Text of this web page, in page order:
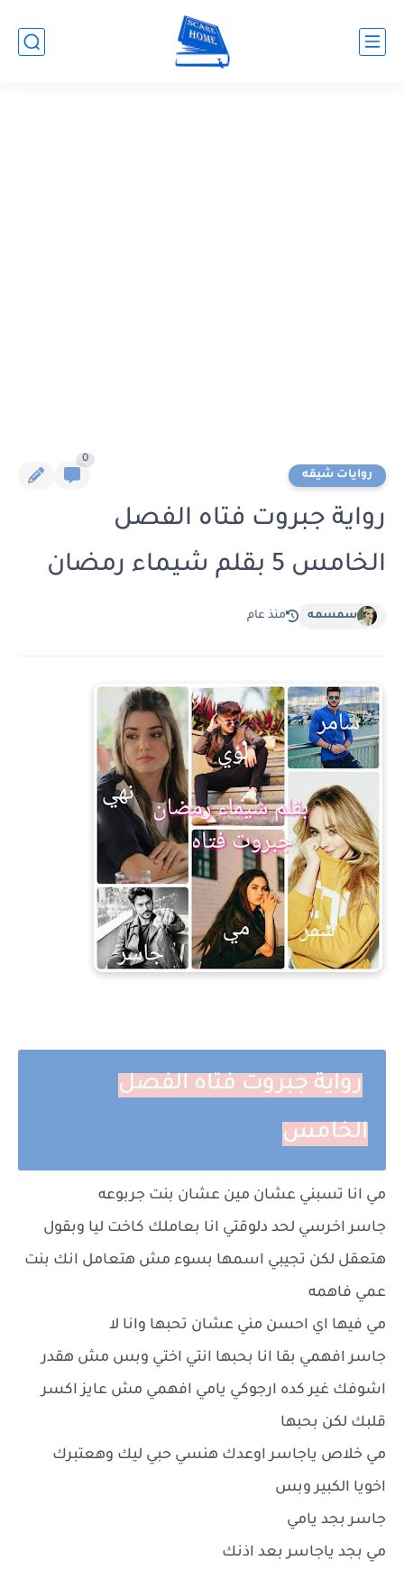
روايات شيقه
0
رواية جبروت فتاه الفصل
الخامس 5 بقلم شيماء رمضان
سمسمه منذ عام
رواية جبروت فتاه الفصل
الخامس
مي انا تسبني عشان مين عشان بنت جربوعه
جاسر اخرسي لحد دلوقتي انا بعاملك كاخت ليا وبقول
هتعقل لكن تجيبي اسمها بسوء مش هتعامل انك بنت
عمي فاهمه
مي فيها اي احسن مني عشان تحبها وانا لا
جاسر افهمي بقا انا بحبها انتي اختي وبس مش هقدر
اشوفك غير كده ارجوكي يامي افهمي مش عايز اكسر
قلبك لكن بحبها
مي خلاص ياجاسر اوعدك هنسي حبي ليك وهعتبرك
اخويا الكبير وبس
جاسر بجد يامي
مي بجد ياجاسر بعد اذنك